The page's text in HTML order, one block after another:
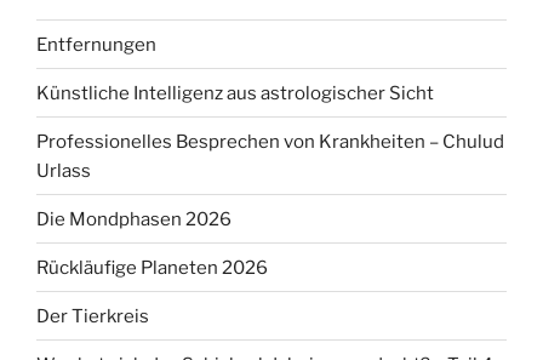
Entfernungen
Künstliche Intelligenz aus astrologischer Sicht
Professionelles Besprechen von Krankheiten – Chulud
Urlass
Die Mondphasen 2026
Rückläufige Planeten 2026
Der Tierkreis